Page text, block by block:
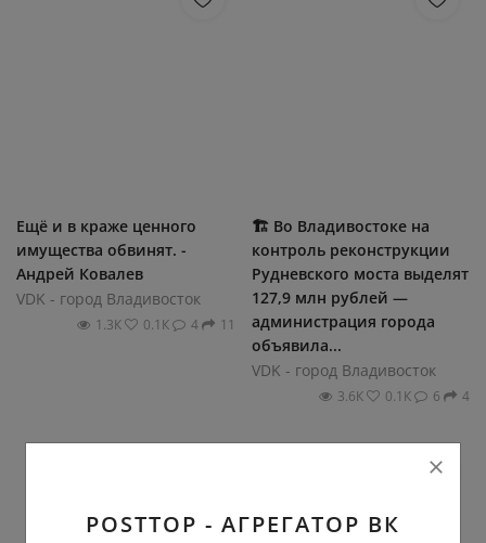
Ещё и в краже ценного
имущества обвинят. -
Андрей Ковалев
VDK - город Владивосток
1.3К 0.1К 4 11
🏗 Во Владивостоке на
контроль реконструкции
Рудневского моста выделят
127,9 млн рублей —
администрация города
объявила...
VDK - город Владивосток
3.6К 0.1К 6 4
POSTTOP - АГРЕГАТОР ВК